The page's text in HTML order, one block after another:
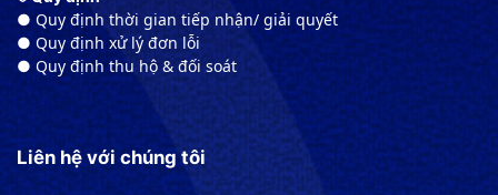
● Quy định thời gian tiếp nhận/ giải quyết
● Quy định xử lý đơn lỗi
● Quy định thu hộ & đối soát
Liên hệ với chúng tôi